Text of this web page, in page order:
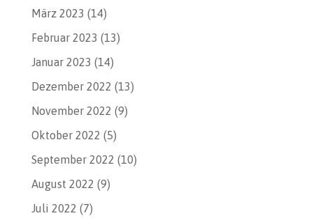
März 2023 (14)
Februar 2023 (13)
Januar 2023 (14)
Dezember 2022 (13)
November 2022 (9)
Oktober 2022 (5)
September 2022 (10)
August 2022 (9)
Juli 2022 (7)